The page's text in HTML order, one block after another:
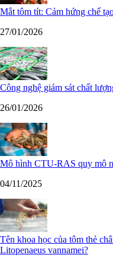
Mắt tôm tít: Cảm hứng chế
27/01/2026
Công nghệ giám sát chất
26/01/2026
Mô hình CTU-RAS quy mô
04/11/2025
Tên khoa học của tôm thẻ
Litopenaeus vannamei?